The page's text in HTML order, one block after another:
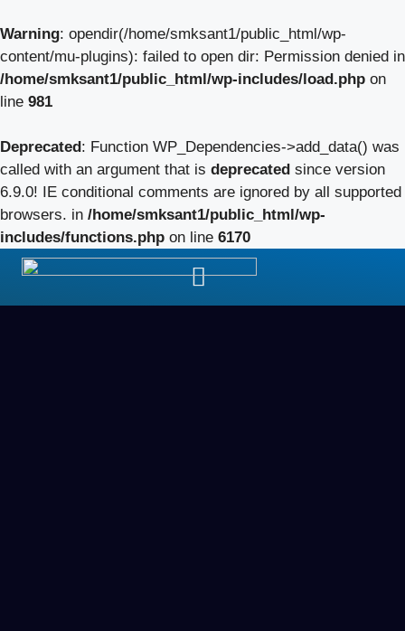
Warning: opendir(/home/smksant1/public_html/wp-
content/mu-plugins): failed to open dir: Permission denied in
/home/smksant1/public_html/wp-includes/load.php on
line 981
Deprecated: Function WP_Dependencies->add_data() was
called with an argument that is deprecated since version
6.9.0! IE conditional comments are ignored by all supported
browsers. in /home/smksant1/public_html/wp-
includes/functions.php on line 6170